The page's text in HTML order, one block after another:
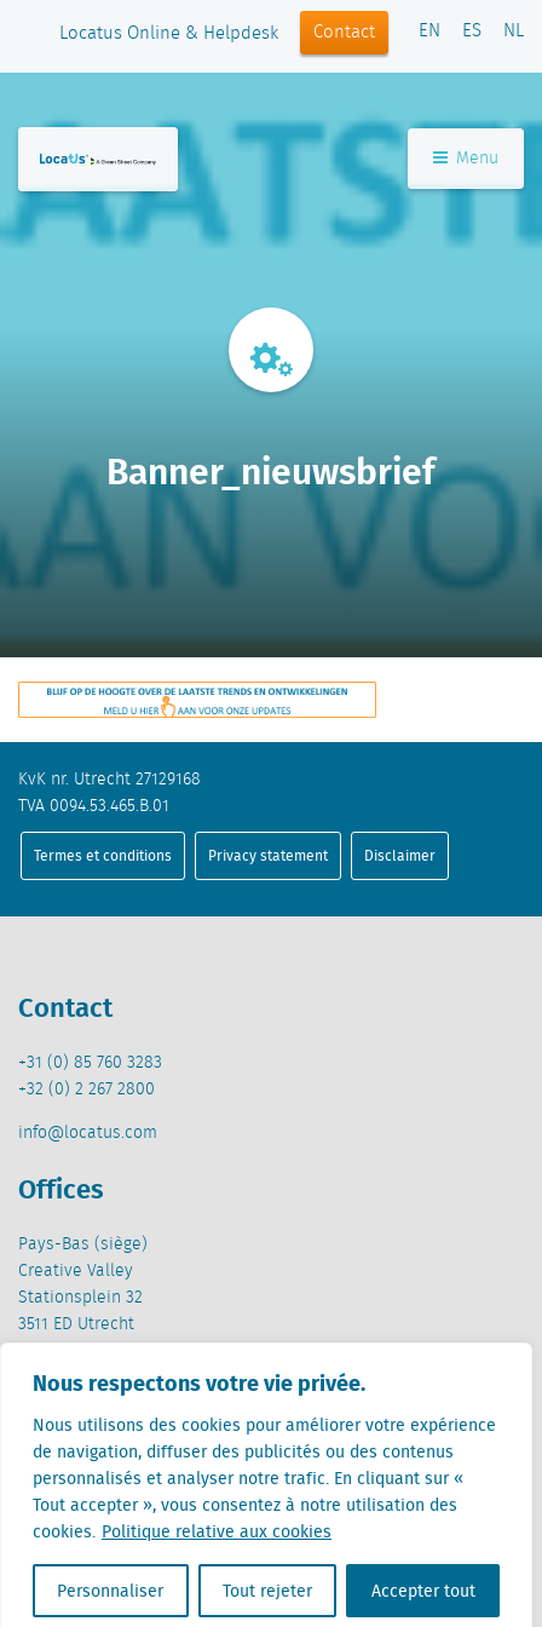
Nous respectons votre vie privée.
Nous utilisons des cookies pour améliorer votre expérience
de navigation, diffuser des publicités ou des contenus
personnalisés et analyser notre trafic. En cliquant sur «
Tout accepter », vous consentez à notre utilisation des
cookies. Politique relative aux cookies
Personnaliser Tout rejeter Accepter tout
Locatus Online & Helpdesk Contact EN ES NL
Menu
Banner_nieuwsbrief
KvK nr. Utrecht 27129168
TVA 0094.53.465.B.01
Termes et conditions Privacy statement Disclaimer
Contact
+31 (0) 85 760 3283
+32 (0) 2 267 2800
info@locatus.com
Offices
Pays-Bas (siège)
Creative Valley
Stationsplein 32
3511 ED Utrecht
Belgique
Rue Cantersteen 47
1000 Bruxelles
Locatus B.V. and Locatus Belgie B.V. are wholly-owned subsidiaries of Green Street
Advisors, LLC. While Green Street offers some regulated products and services, global